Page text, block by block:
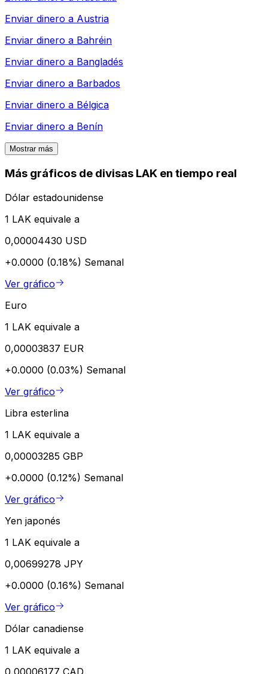
Enviar dinero a Austria
Enviar dinero a Bahréin
Enviar dinero a Bangladés
Enviar dinero a Barbados
Enviar dinero a Bélgica
Enviar dinero a Benín
Mostrar más
Más gráficos de divisas LAK en tiempo real
Dólar estadounidense
1 LAK equivale a
0,00004430 USD
+0.0000 (0.18%) Semanal
Ver gráfico
Euro
1 LAK equivale a
0,00003837 EUR
+0.0000 (0.03%) Semanal
Ver gráfico
Libra esterlina
1 LAK equivale a
0,00003285 GBP
+0.0000 (0.12%) Semanal
Ver gráfico
Yen japonés
1 LAK equivale a
0,00699278 JPY
+0.0000 (0.16%) Semanal
Ver gráfico
Dólar canadiense
1 LAK equivale a
0,00006177 CAD